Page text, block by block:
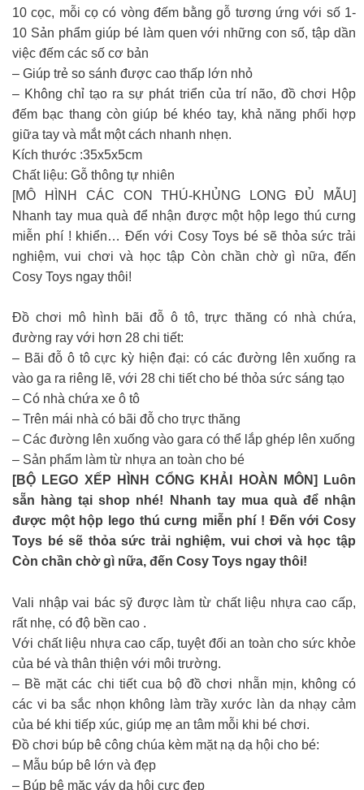
10 cọc, mỗi cọ có vòng đếm bằng gỗ tương ứng với số 1-
10 Sản phẩm giúp bé làm quen với những con số, tập dần
việc đếm các số cơ bản
– Giúp trẻ so sánh được cao thấp lớn nhỏ
– Không chỉ tạo ra sự phát triển của trí não, đồ chơi Hộp
đếm bạc thang còn giúp bé khéo tay, khả năng phối hợp
giữa tay và mắt một cách nhanh nhẹn.
Kích thước :35x5x5cm
Chất liệu: Gỗ thông tự nhiên
[MÔ HÌNH CÁC CON THÚ-KHỦNG LONG ĐỦ MẪU]
Nhanh tay mua quà để nhận được một hộp lego thú cưng
miễn phí ! khiển… Đến với Cosy Toys bé sẽ thỏa sức trải
nghiệm, vui chơi và học tập Còn chần chờ gì nữa, đến
Cosy Toys ngay thôi!
Đồ chơi mô hình bãi đỗ ô tô, trực thăng có nhà chứa,
đường ray với hơn 28 chi tiết:
– Bãi đỗ ô tô cực kỳ hiện đại: có các đường lên xuống ra
vào ga ra riêng lẽ, với 28 chi tiết cho bé thỏa sức sáng tạo
– Có nhà chứa xe ô tô
– Trên mái nhà có bãi đỗ cho trực thăng
– Các đường lên xuống vào gara có thể lắp ghép lên xuống
– Sản phẩm làm từ nhựa an toàn cho bé
[BỘ LEGO XẾP HÌNH CỔNG KHẢI HOÀN MÔN] Luôn
sẵn hàng tại shop nhé! Nhanh tay mua quà để nhận
được một hộp lego thú cưng miễn phí ! Đến với Cosy
Toys bé sẽ thỏa sức trải nghiệm, vui chơi và học tập
Còn chần chờ gì nữa, đến Cosy Toys ngay thôi!
Vali nhập vai bác sỹ được làm từ chất liệu nhựa cao cấp,
rất nhẹ, có độ bền cao .
Với chất liệu nhựa cao cấp, tuyệt đối an toàn cho sức khỏe
của bé và thân thiện với môi trường.
– Bề mặt các chi tiết cua bộ đồ chơi nhẵn mịn, không có
các vi ba sắc nhọn không làm trầy xước làn da nhạy cảm
của bé khi tiếp xúc, giúp mẹ an tâm mỗi khi bé chơi.
Đồ chơi búp bê công chúa kèm mặt nạ dạ hội cho bé:
– Mẫu búp bê lớn và đẹp
– Búp bê mặc váy dạ hội cực đẹp